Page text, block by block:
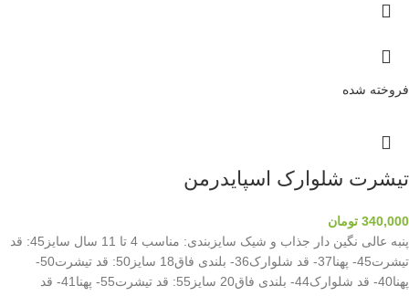
فروخته شده
تیشرت شلوارک اسپایدرمن
340,000 تومان
پنبه عالی نگین دار جذاب و شیک سایزبندی: مناسب 4 تا 11 سال سایز45: قد
تیشرت45- پهنا37- قد شلوارک36- بلندی فاق18 سایز50: قد تیشرت50-
پهنا40- قد شلوارک44- بلندی فاق20 سایز55: قد تیشرت55- پهنا41- قد